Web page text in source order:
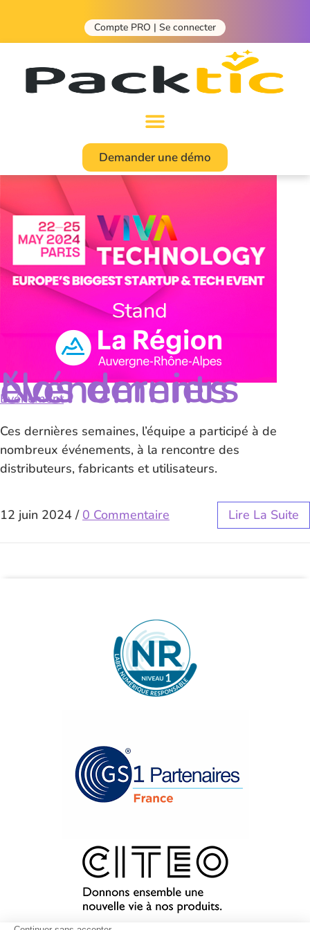
Compte PRO | Se connecter
Demander une démo
Nos derniers événements
Evénement
Ces dernières semaines, l’équipe a participé à de
nombreux événements, à la rencontre des
distributeurs, fabricants et utilisateurs.
12 juin 2024 / 0 Commentaire Lire La Suite